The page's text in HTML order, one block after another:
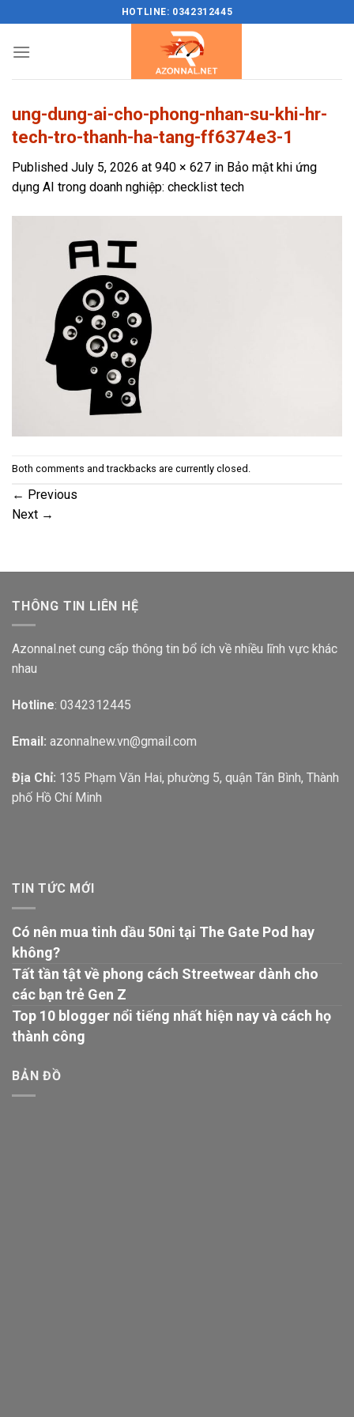
content
HOTLINE: 0342312445
ung-dung-ai-cho-phong-nhan-su-khi-hr-
tech-tro-thanh-ha-tang-ff6374e3-1
Published July 5, 2026 at 940 × 627 in Bảo mật khi ứng
dụng AI trong doanh nghiệp: checklist tech
Both comments and trackbacks are currently closed.
← Previous
Next →
THÔNG TIN LIÊN HỆ
Azonnal.net cung cấp thông tin bổ ích về nhiều lĩnh vực khác
nhau
Hotline: 0342312445
Email: azonnalnew.vn@gmail.com
Địa Chỉ: 135 Phạm Văn Hai, phường 5, quận Tân Bình, Thành
phố Hồ Chí Minh
TIN TỨC MỚI
Có nên mua tinh dầu 50ni tại The Gate Pod hay
không?
Tất tần tật về phong cách Streetwear dành cho
các bạn trẻ Gen Z
Top 10 blogger nổi tiếng nhất hiện nay và cách họ
thành công
BẢN ĐỒ